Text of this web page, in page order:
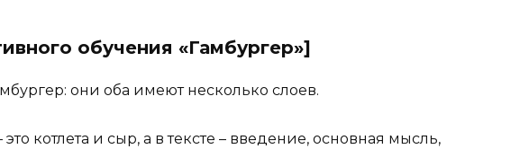
обучения «Гамбургер»]
они оба имеют несколько слоев.
котлета и сыр, а в тексте – введение, основная мысль,